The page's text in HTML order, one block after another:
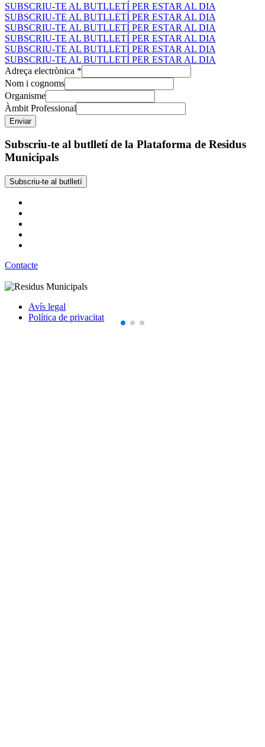
SUBSCRIU-TE AL BUTLLETÍ PER ESTAR AL DIA
SUBSCRIU-TE AL BUTLLETÍ PER ESTAR AL DIA
SUBSCRIU-TE AL BUTLLETÍ PER ESTAR AL DIA
SUBSCRIU-TE AL BUTLLETÍ PER ESTAR AL DIA
SUBSCRIU-TE AL BUTLLETÍ PER ESTAR AL DIA
SUBSCRIU-TE AL BUTLLETÍ PER ESTAR AL DIA
Adreça electrònica *
Nom i cognoms
Organisme
Àmbit Professional
Subscriu-te al butlletí de la Plataforma de Residus
Municipals
Subscriu-te al butlletí
Contacte
Avís legal
Política de privacitat